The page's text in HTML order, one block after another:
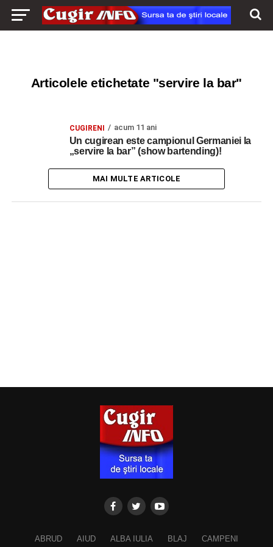
Articolele etichetate "servire la bar"
CUGIRENI acum 11 ani
Un cugirean este campionul Germaniei la
„servire la bar” (show bartending)!
MAI MULTE ARTICOLE
ABRUD AIUD ALBA IULIA BLAJ CAMPENI